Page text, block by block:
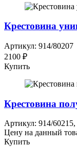
Крестовина
Артикул: 914/80207
2100 ₽
Купить
Крестовина
Артикул: 914/60215,
Цену на данный
Купить